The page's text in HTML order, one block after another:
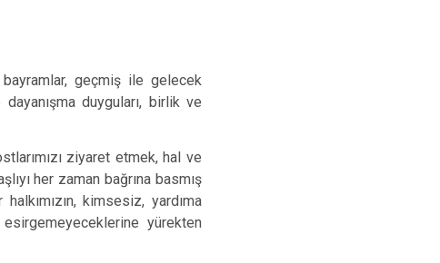
Ortaca
Ula
Menteşe
geçmiş ile gelecek
duyguları, birlik ve
ziyaret etmek, hal ve
her zaman bağrına basmış
kimsesiz, yardıma
yürekten